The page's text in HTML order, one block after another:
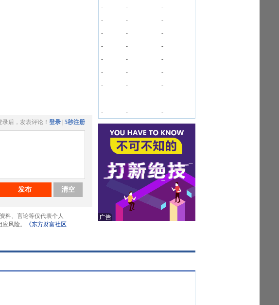
录后，发表评论！ 登录 5秒注册
发布 清空
料、言论等仅代表个人
风险。
《东方财富社区
-
-
-
-
-
-
-
-
-
-
-
-
-
-
-
-
-
-
-
-
-
-
-
-
-
- -